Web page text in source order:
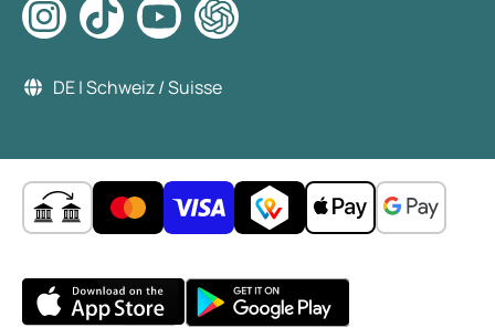
DE | Schweiz / Suisse